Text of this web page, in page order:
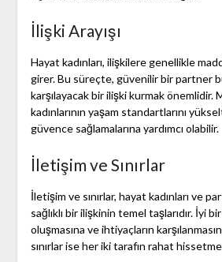
İlişki Arayışı
Hayat kadınları, ilişkilere genellikle
girer. Bu süreçte, güvenilir bir partner
karşılayacak bir ilişki kurmak önemlidir.
kadınlarının yaşam standartlarını
güvence sağlamalarına yardımcı olabilir.
İletişim ve Sınırlar
İletişim ve sınırlar, hayat kadınları ve
sağlıklı bir ilişkinin temel taşlarıdır. İyi
oluşmasına ve ihtiyaçların
sınırlar ise her iki tarafın rahat